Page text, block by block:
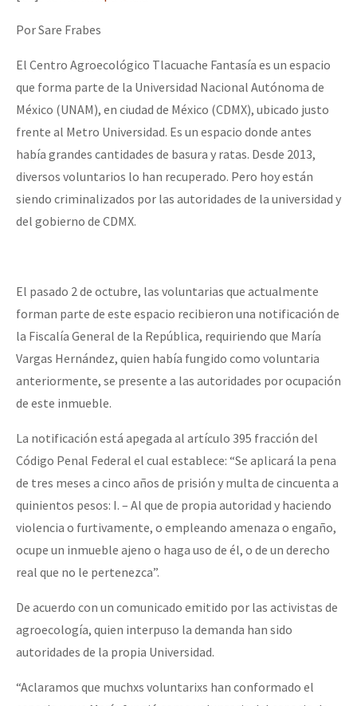
La Sexta
AutonomÍa y Resistencia
Megaproyectos
Migración
Presos
Mujeres
ETIQUETAS
MULTIMEDIA
Audio
Fotorreportaje
Video
Otras secciones
Semillero Guerra contra la Humanidad. (Las poblaciones y
la naturaleza bajo asedio)
Libros para descargar
Medios Libres
COVID-19
Eventos
Contacto
Dia 2 do Encontro “Guerra contra a Humanidad”
Dia 1: Encontro “Guerra contra a Humanidade”
[CDMX – 20 julio] Jornadas globales por la libertad de Jesús
Se o México sabe, que o mundo saiba! Nossas lutas pela
[25 abr – CDMX] Tokín por el CNI: 30 años de Resistencia y
Por Sare Frabes
El Centro Agroecológico Tlacuache Fantasía es un espacio
que forma parte de la Universidad Nacional Autónoma de
México (UNAM), en ciudad de México (CDMX), ubicado justo
frente al Metro Universidad. Es un espacio donde antes
había grandes cantidades de basura y ratas. Desde 2013,
diversos voluntarios lo han recuperado. Pero hoy están
siendo criminalizados por las autoridades de la universidad y
del gobierno de CDMX.
El pasado 2 de octubre, las voluntarias que actualmente
forman parte de este espacio recibieron una notificación de
la Fiscalía General de la República, requiriendo que María
Vargas Hernández, quien había fungido como voluntaria
anteriormente, se presente a las autoridades por ocupación
de este inmueble.
La notificación está apegada al artículo 395 fracción del
Código Penal Federal el cual establece: “Se aplicará la pena
de tres meses a cinco años de prisión y multa de cincuenta a
quinientos pesos: I. – Al que de propia autoridad y haciendo
violencia o furtivamente, o empleando amenaza o engaño,
ocupe un inmueble ajeno o haga uso de él, o de un derecho
real que no le pertenezca”.
De acuerdo con un comunicado emitido por las activistas de
agroecología, quien interpuso la demanda han sido
autoridades de la propia Universidad.
“Aclaramos que muchxs voluntarixs han conformado el